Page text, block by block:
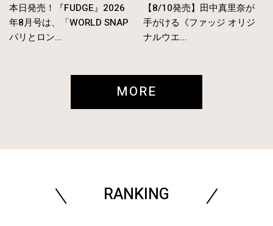
本日発売！『FUDGE』2026
年8月号は、「WORLD SNAP
パリとロン...
【8/10発売】田中真里奈が
手がける《ファッジ オリジ
ナルウエ...
MORE
RANKING